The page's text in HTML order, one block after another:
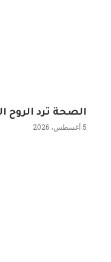
الصحة ترد الروح
5 أغسطس، 2026